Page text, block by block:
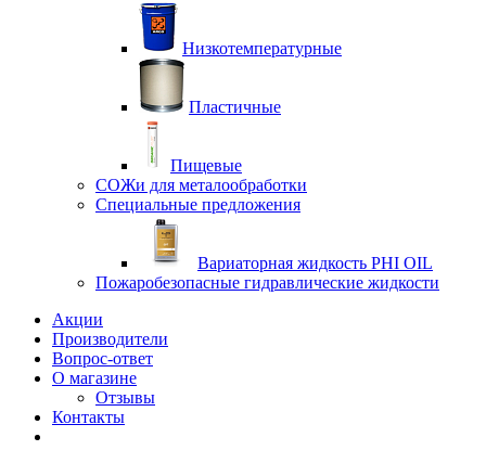
Низкотемпературные
Пластичные
Пищевые
СОЖи для металообработки
Специальные предложения
Вариаторная жидкость PHI OIL
Пожаробезопасные гидравлические жидкости
Акции
Производители
Вопрос-ответ
О магазине
Отзывы
Контакты